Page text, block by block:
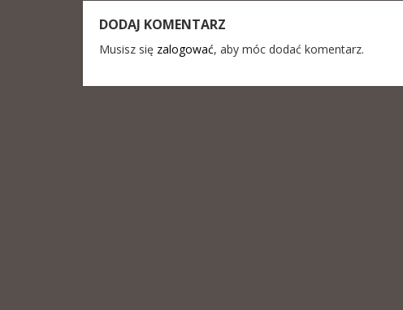
DODAJ KOMENTARZ
Musisz się zalogować, aby móc dodać komentarz.